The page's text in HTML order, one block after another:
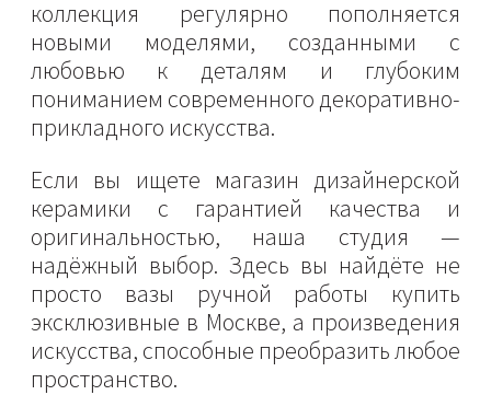
коллекция регулярно пополняется
новыми моделями, созданными с
любовью к деталям и глубоким
пониманием современного декоративно-
прикладного искусства.
Если вы ищете магазин дизайнерской
керамики с гарантией качества и
оригинальностью, наша студия —
надёжный выбор. Здесь вы найдёте не
просто вазы ручной работы купить
эксклюзивные в Москве, а произведения
искусства, способные преобразить любое
пространство.